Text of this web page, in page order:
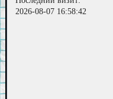
2026-08-07 16:58:42